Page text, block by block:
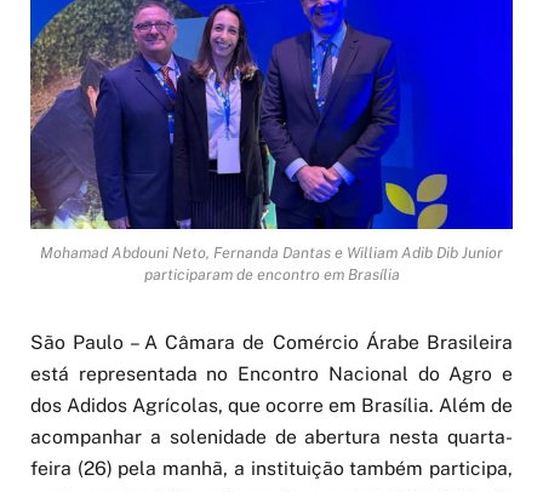
Mohamad Abdouni Neto, Fernanda Dantas e William Adib Dib Junior
participaram de encontro em Brasília
São Paulo – A Câmara de Comércio Árabe Brasileira
está representada no Encontro Nacional do Agro e
dos Adidos Agrícolas, que ocorre em Brasília. Além de
acompanhar a solenidade de abertura nesta quarta-
feira (26) pela manhã, a instituição também participa,